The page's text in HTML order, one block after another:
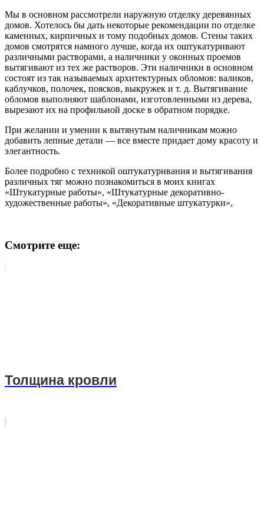
Мы в основном рассмотрели наружную отделку деревянных
домов. Хотелось бы дать некоторые рекомендации по отделке
каменных, кирпичных и тому подобных домов. Стены таких
домов смотрятся намного лучше, когда их оштукатуривают
различными растворами, а наличники у оконных проемов
вытягивают из тех же растворов. Эти наличники в основном
состоят из так называемых архитектурных обломов: валиков,
каблучков, полочек, поясков, выкружек и т. д. Вытягивание
обломов выполняют шаблонами, изготовленными из дерева,
вырезают их на профильной доске в обратном порядке.
При желании и умении к вытянутым наличникам можно
добавить лепные детали — все вместе придает дому красоту и
элегантность.
Более подробно с техникой оштукатуривания и вытягивания
различных тяг можно познакомиться в моих книгах
«Штукатурные работы», «Штукатурные декоративно-
художественные работы», «Декоративные штукатурки»,
Смотрите еще:
Толщина кровли